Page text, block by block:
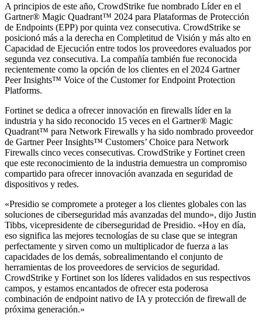
A principios de este año, CrowdStrike fue nombrado Líder en el
Gartner® Magic Quadrant™ 2024 para Plataformas de Protección
de Endpoints (EPP) por quinta vez consecutiva. CrowdStrike se
posicionó más a la derecha en Completitud de Visión y más alto en
Capacidad de Ejecución entre todos los proveedores evaluados por
segunda vez consecutiva. La compañía también fue reconocida
recientemente como la opción de los clientes en el 2024 Gartner
Peer Insights™ Voice of the Customer for Endpoint Protection
Platforms.
Fortinet se dedica a ofrecer innovación en firewalls líder en la
industria y ha sido reconocido 15 veces en el Gartner® Magic
Quadrant™ para Network Firewalls y ha sido nombrado proveedor
de Gartner Peer Insights™ Customers’ Choice para Network
Firewalls cinco veces consecutivas. CrowdStrike y Fortinet creen
que este reconocimiento de la industria demuestra un compromiso
compartido para ofrecer innovación avanzada en seguridad de
dispositivos y redes.
«Presidio se compromete a proteger a los clientes globales con las
soluciones de ciberseguridad más avanzadas del mundo», dijo Justin
Tibbs, vicepresidente de ciberseguridad de Presidio. «Hoy en día,
eso significa las mejores tecnologías de su clase que se integran
perfectamente y sirven como un multiplicador de fuerza a las
capacidades de los demás, sobrealimentando el conjunto de
herramientas de los proveedores de servicios de seguridad.
CrowdStrike y Fortinet son los líderes validados en sus respectivos
campos, y estamos encantados de ofrecer esta poderosa
combinación de endpoint nativo de IA y protección de firewall de
próxima generación.»